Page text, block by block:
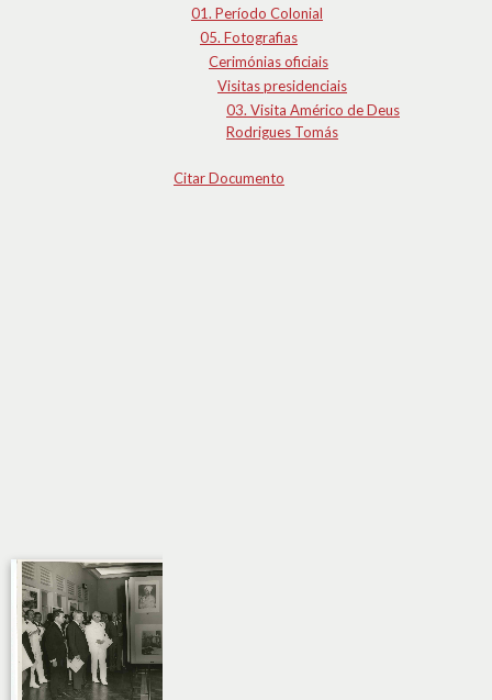
01. Período Colonial
05. Fotografias
Cerimónias oficiais
Visitas presidenciais
03. Visita Américo de Deus
Rodrigues Tomás
Citar Documento